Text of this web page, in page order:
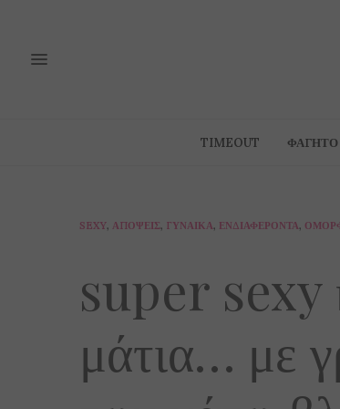
TIMEOUT ΦΑΓΗΤΌ
SEXY, ΑΠΌΨΕΙΣ, ΓΥΝΑΊΚΑ, ΕΝΔΙΑΦΈΡΟΝΤΑ,
super sexy
μάτια… με